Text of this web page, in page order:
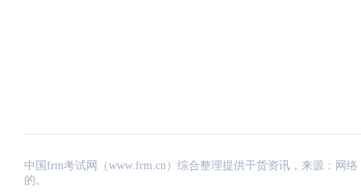
中国frm考试网（www.frm.cn）综合整理提供干货资讯，来源：网
的。